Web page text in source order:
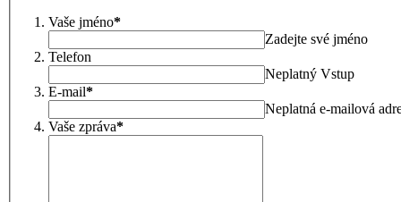
Vaše jméno*
Zadejte své jméno
Telefon
Neplatný Vstup
E-mail*
Neplatná e-mailová
Vaše zpráva*